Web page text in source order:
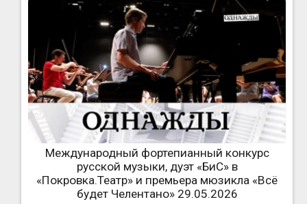
Международный фортепианный конкурс
русской музыки, дуэт «БиС» в
«Покровка.Театр» и премьера мюзикла «Всё
будет Челентано» 29.05.2026